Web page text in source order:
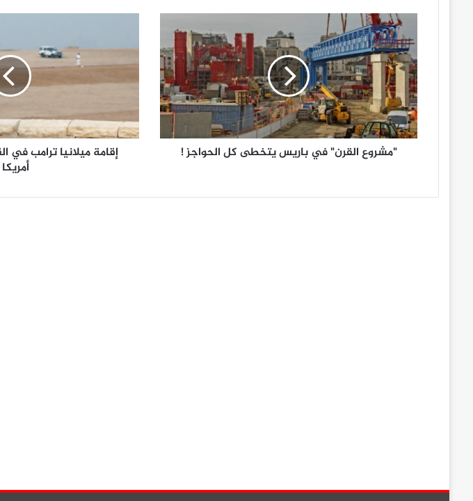
"مشروع القرن"
في
باريس
يتخطى
كل
الحواجز
"مشروع القرن" في باريس يتخطى كل الحواجز !
ميلانيا
ترامب
في
القاهرة
تحدث
جدلاًإقامة ميلانيا ترامب في